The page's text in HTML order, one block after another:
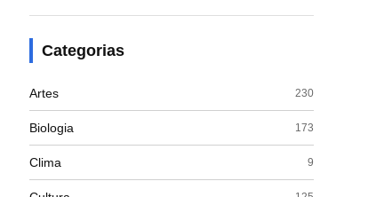
Categorias
Artes 230
Biologia 173
Clima 9